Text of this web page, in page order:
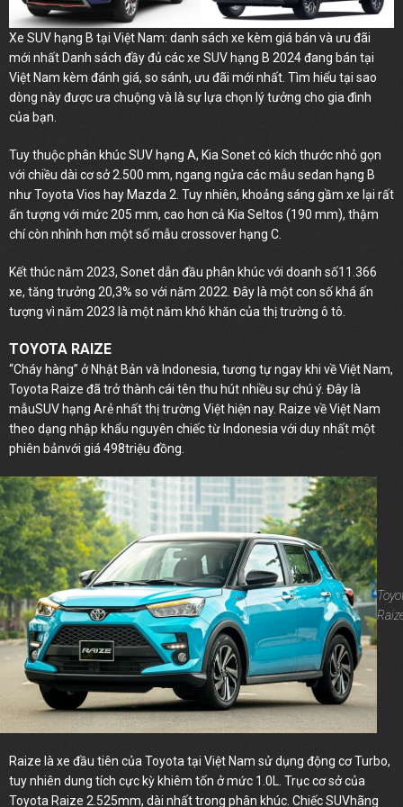
Xe SUV hạng B tại Việt Nam: danh sách xe kèm giá bán và ưu đãi
mới nhất Danh sách đầy đủ các xe SUV hạng B 2024 đang bán tại
Việt Nam kèm đánh giá, so sánh, ưu đãi mới nhất. Tìm hiểu tại sao
dòng này được ưa chuộng và là sự lựa chọn lý tưởng cho gia đình
của bạn.
Tuy thuộc phân khúc SUV hạng A, Kia Sonet có kích thước nhỏ gọn
với chiều dài cơ sở 2.500 mm, ngang ngửa các mẫu sedan hạng B
như Toyota Vios hay Mazda 2. Tuy nhiên, khoảng sáng gầm xe lại rất
ấn tượng với mức 205 mm, cao hơn cả Kia Seltos (190 mm), thậm
chí còn nhỉnh hơn một số mẫu crossover hạng C.
Kết thúc năm 2023, Sonet dẫn đầu phân khúc với doanh số11.366
xe, tăng trưởng 20,3% so với năm 2022. Đây là một con số khá ấn
tượng vì năm 2023 là một năm khó khăn của thị trường ô tô.
TOYOTA RAIZE
“Cháy hàng” ở Nhật Bản và Indonesia, tương tự ngay khi về Việt Nam,
Toyota Raize đã trở thành cái tên thu hút nhiều sự chú ý. Đây là
mẫuSUV hạng Arẻ nhất thị trường Việt hiện nay. Raize về Việt Nam
theo dạng nhập khẩu nguyên chiếc từ Indonesia với duy nhất một
phiên bảnvới giá 498triệu đồng.
Raize là xe đầu tiên của Toyota tại Việt Nam sử dụng động cơ Turbo,
tuy nhiên dung tích cực kỳ khiêm tốn ở mức 1.0L. Trục cơ sở của
Toyota Raize 2.525mm, dài nhất trong phân khúc. Chiếc SUVhãng